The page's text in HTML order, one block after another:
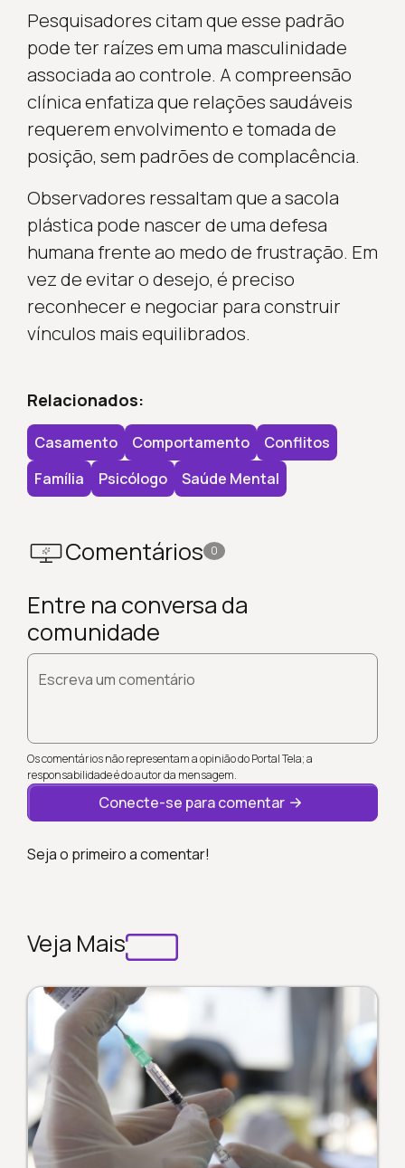
Pesquisadores citam que esse padrão
pode ter raízes em uma masculinidade
associada ao controle. A compreensão
clínica enfatiza que relações saudáveis
requerem envolvimento e tomada de
posição, sem padrões de complacência.
Observadores ressaltam que a sacola
plástica pode nascer de uma defesa
humana frente ao medo de frustração. Em
vez de evitar o desejo, é preciso
reconhecer e negociar para construir
vínculos mais equilibrados.
Relacionados:
Casamento Comportamento
Conflitos
Família
Psicólogo Saúde Mental
Comentários 0
Entre na conversa da
comunidade
Escreva um comentário
Os comentários não representam a opinião do Portal Tela; a
responsabilidade é do autor da mensagem.
Conecte-se para comentar
Seja o primeiro a comentar!
Veja Mais